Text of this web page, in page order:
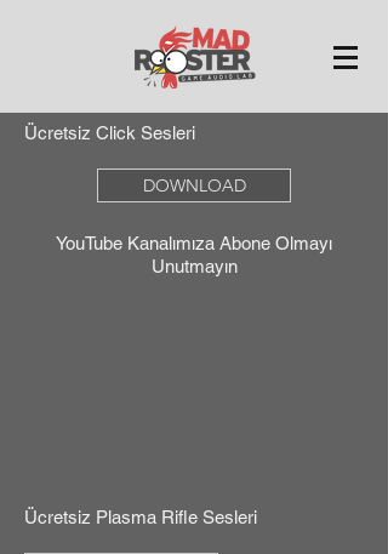
Ücretsiz Click Sesleri
DOWNLOAD
YouTube Kanalımıza Abone Olmayı
Unutmayın
Ücretsiz Plasma Rifle Sesleri